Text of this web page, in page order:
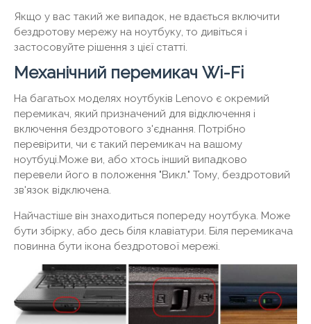
Якщо у вас такий же випадок, не вдається включити
бездротову мережу на ноутбуку, то дивіться і
застосовуйте рішення з цієї статті.
Механічний перемикач Wi-Fi
На багатьох моделях ноутбуків Lenovo є окремий
перемикач, який призначений для відключення і
включення бездротового з'єднання. Потрібно
перевірити, чи є такий перемикач на вашому
ноутбуці.Може ви, або хтось інший випадково
перевели його в положення "Викл." Тому, бездротовий
зв'язок відключена.
Найчастіше він знаходиться попереду ноутбука. Може
бути збірку, або десь біля клавіатури. Біля перемикача
повинна бути ікона бездротової мережі.